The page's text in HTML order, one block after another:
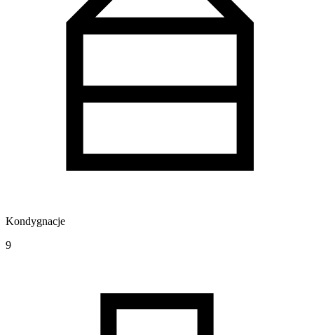
Kondygnacje
9